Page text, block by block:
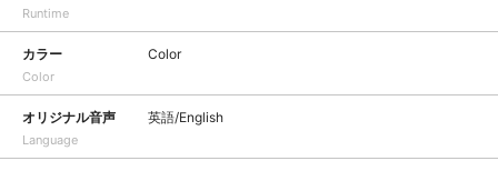
Runtime
カラー
Color
Color
オリジナル音声
Language
英語/English